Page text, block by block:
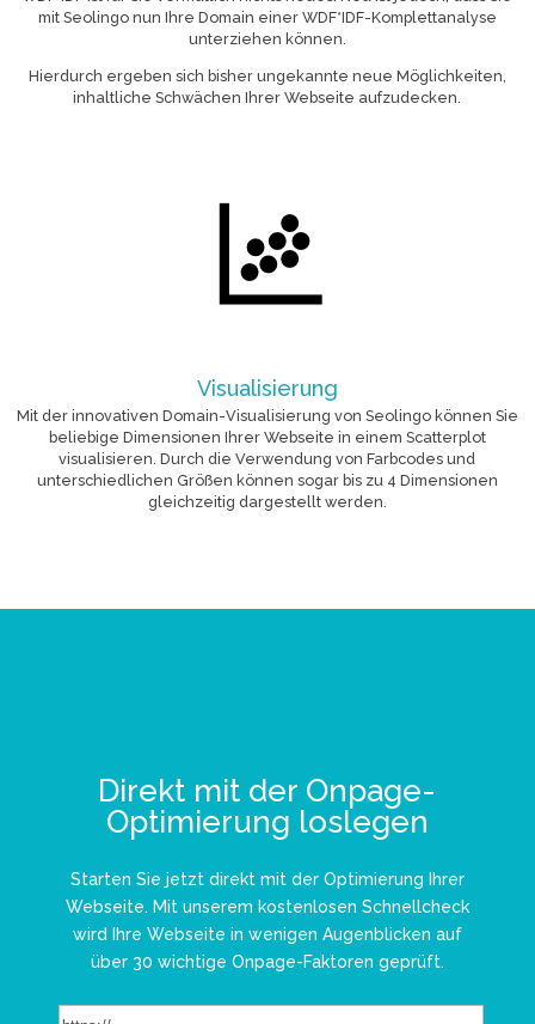
mit Seolingo nun Ihre Domain einer WDF*IDF-Komplettanalyse
unterziehen können.
Hierdurch ergeben sich bisher ungekannte neue Möglichkeiten,
inhaltliche Schwächen Ihrer Webseite aufzudecken.
Visualisierung
Mit der innovativen Domain-Visualisierung von Seolingo können Sie
beliebige Dimensionen Ihrer Webseite in einem Scatterplot
visualisieren. Durch die Verwendung von Farbcodes und
unterschiedlichen Größen können sogar bis zu 4 Dimensionen
gleichzeitig dargestellt werden.
Direkt mit der Onpage-
Optimierung loslegen
Starten Sie jetzt direkt mit der Optimierung Ihrer
Webseite. Mit unserem kostenlosen Schnellcheck
wird Ihre Webseite in wenigen Augenblicken auf
über 30 wichtige Onpage-Faktoren geprüft.